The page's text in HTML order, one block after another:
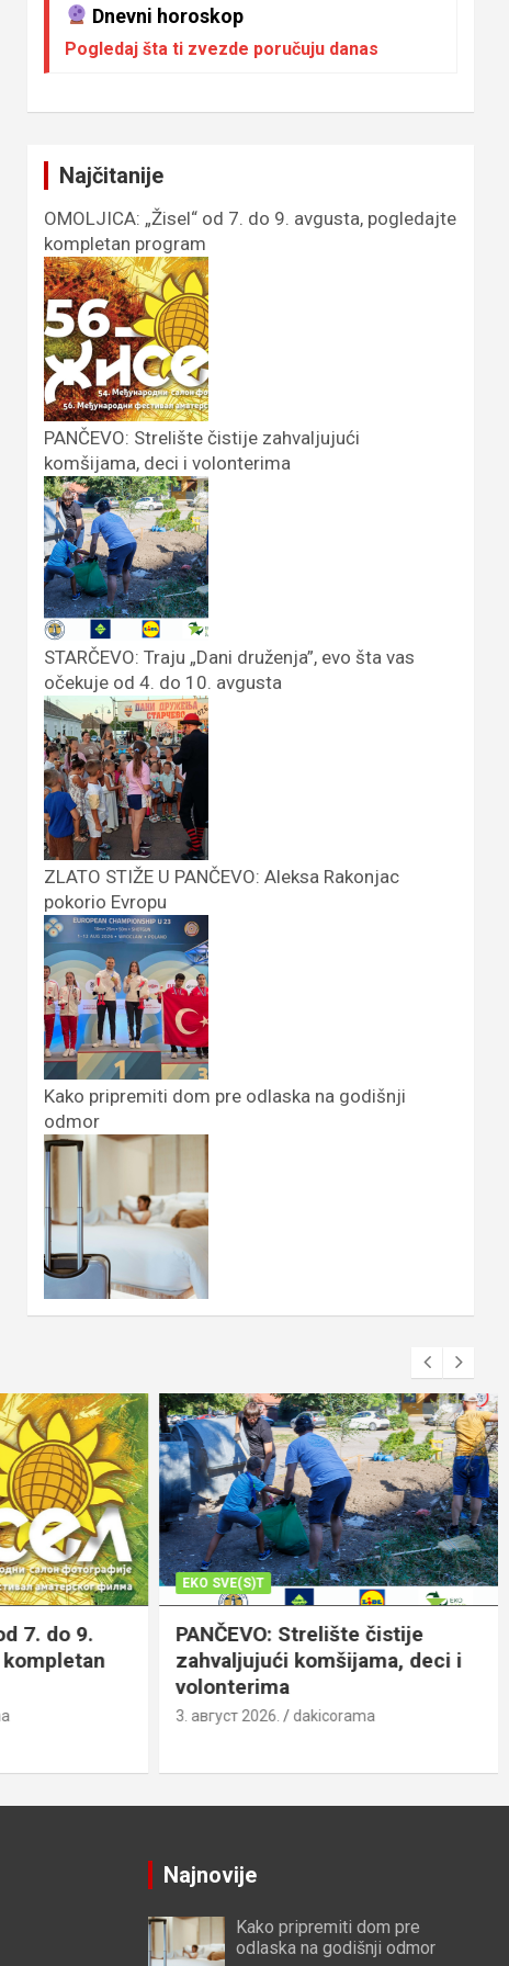
Dnevni horoskop
Pogledaj šta ti zvezde poručuju danas
Najčitanije
OMOLJICA: „Žisel“ od 7. do 9. avgusta, pogledajte
kompletan program
PANČEVO: Strelište čistije zahvaljujući
komšijama, deci i volonterima
STARČEVO: Traju „Dani druženja”, evo šta vas
očekuje od 4. do 10. avgusta
ZLATO STIŽE U PANČEVO: Aleksa Rakonjac
pokorio Evropu
Kako pripremiti dom pre odlaska na godišnji
odmor
7. do 9.
EKO SVE(S)T
PANČEVO: Strelište čistije
zahvaljujući komšijama, deci i
volonterima
3. август 2026. dakicorama
Najnovije
Kako pripremiti dom pre
odlaska na godišnji odmor